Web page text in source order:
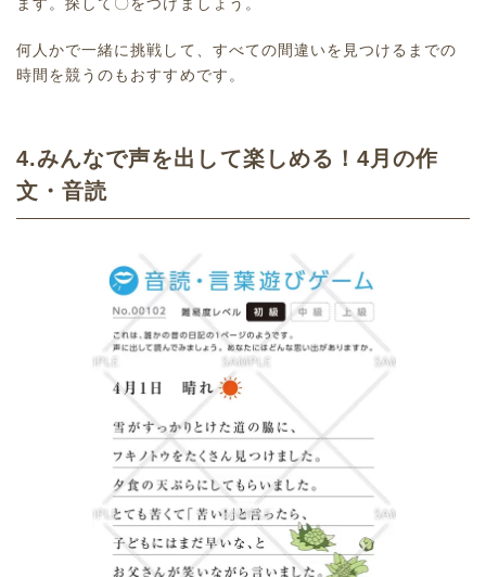
何人かで一緒に挑戦して、すべての間違いを見つけるまでの
時間を競うのもおすすめです。
4.みんなで声を出して楽しめる！4月の作
文・音読